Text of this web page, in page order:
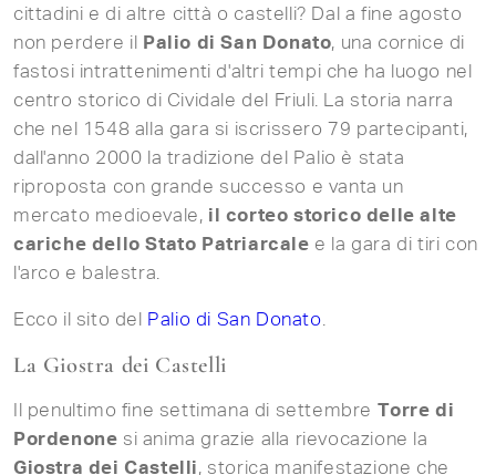
cittadini e di altre città o castelli? Dal a fine agosto
non perdere il
Palio di San Donato, una cornice di
fastosi intrattenimenti d'altri tempi che ha luogo nel
centro storico di Cividale del Friuli. La storia narra
che nel 1548 alla gara si iscrissero 79 partecipanti,
dall'anno 2000 la tradizione del Palio è stata
riproposta con grande successo e vanta un
mercato medioevale, il corteo storico delle alte
cariche dello Stato Patriarcale e la gara di tiri con
l'arco e balestra.
Ecco il sito del Palio di San Donato.
La Giostra dei Castelli
Il penultimo fine settimana di settembre Torre di
Pordenone si anima grazie alla rievocazione la
Giostra dei Castelli, storica manifestazione che